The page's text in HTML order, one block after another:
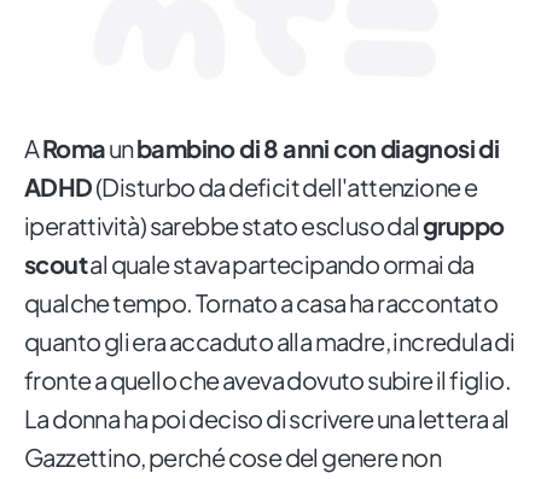
ARomaunbambino di 8 anni con diagnosi di
ADHD(Disturbo da deficit dell'attenzione e
iperattività) sarebbe stato escluso dalgruppo
scoutal quale stava partecipando ormai da
qualche tempo. Tornato a casa ha raccontato
quanto gli era accaduto alla madre, incredula di
fronte a quello che aveva dovuto subire il figlio.
La donna ha poi deciso di scrivere una lettera al
Gazzettino, perché cose del genere non